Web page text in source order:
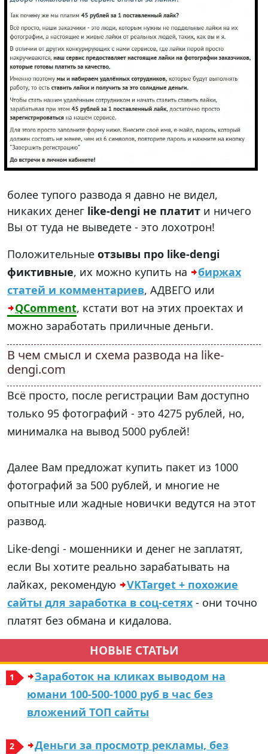
более тупого развода я давно не видел,
никаких денег like-dengi не платит и ничего
Вы от туда не выведете - это лохотрон!
Положительные отзывы про like-dengi
фиктивные, их можно купить на
биржах
статей и комментариев, АДВЕГО или
QComment, кстати вот на этих проектах и
можно заработать приличные деньги.
В чем смысл и схема развода на like-
dengi.com
Всё просто, после регистрации Вам доступно
только 95 фотографий - это 4275 рублей, но,
минималка на вывод 5000 рублей!
Далее Вам предложат купить пакет из 1000
фотографий за 500 рублей, и многие не
опытные или жадные новички ведутся на этот
развод.
Like-dengi - мошенники и денег не заплатят,
если Вы хотите реально зарабатывать на
лайках, рекомендую
VKTarget + похожие
сайты для заработка в соц-сетях - они точно
платят без обмана и кидалова.
НОВЫЕ СТАТЬИ
Заработок на кликах выводом на
юмани 100-500-1000 руб в час без
вложений ТОП сайты
Деньги за просмотр рекламы, без